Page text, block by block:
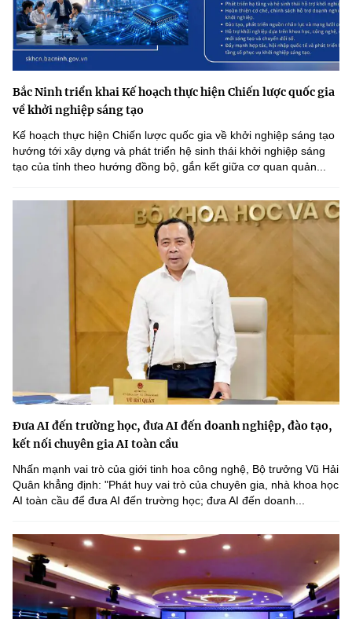
Bắc Ninh triển khai Kế hoạch thực hiện Chiến lược quốc gia
về khởi nghiệp sáng tạo
Kế hoạch thực hiện Chiến lược quốc gia về khởi nghiệp sáng tạo
hướng tới xây dựng và phát triển hệ sinh thái khởi nghiệp sáng
tạo của tỉnh theo hướng đồng bộ, gắn kết giữa cơ quan quản...
Đưa AI đến trường học, đưa AI đến doanh nghiệp, đào tạo,
kết nối chuyên gia AI toàn cầu
Nhấn mạnh vai trò của giới tinh hoa công nghệ, Bộ trưởng Vũ Hải
Quân khẳng định: "Phát huy vai trò của chuyên gia, nhà khoa học
AI toàn cầu để đưa AI đến trường học; đưa AI đến doanh...